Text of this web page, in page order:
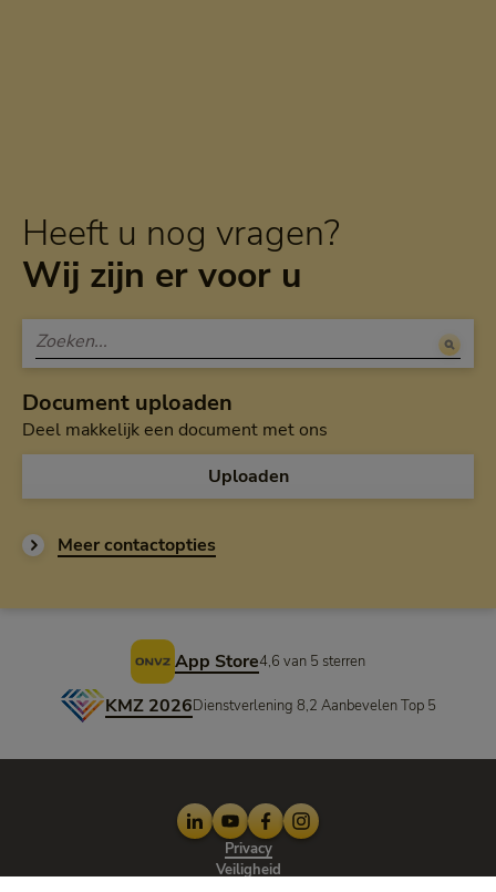
Heeft u nog vragen?
Wij zijn er voor u
Document uploaden
Deel makkelijk een document met ons
Uploaden
Meer contactopties
App Store4,6 van 5 sterren
KMZ 2026Dienstverlening 8,2 Aanbevelen Top 5
LinkedIn
YoutubeFacebook
Instagram
Privacy
Veiligheid